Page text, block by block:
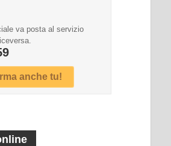
va posta al servizio
anche tu!